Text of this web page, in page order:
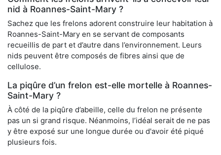
nid à Roannes-Saint-Mary ?
Sachez que les frelons adorent construire leur habitation à
Roannes-Saint-Mary en se servant de composants
recueillis de part et d’autre dans l’environnement. Leurs
nids peuvent être composés de fibres ainsi que de
cellulose.
La piqûre d’un frelon est-elle mortelle à Roannes-
Saint-Mary ?
À côté de la piqûre d’abeille, celle du frelon ne présente
pas un si grand risque. Néanmoins, l’idéal serait de ne pas
y être exposé sur une longue durée ou d'avoir été piqué
plusieurs fois.